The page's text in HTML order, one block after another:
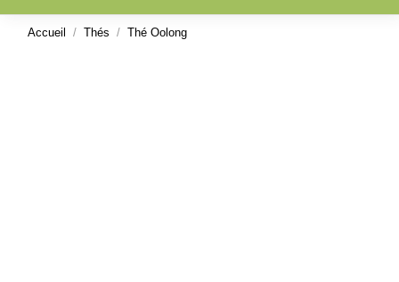
Accueil Thés Thé Oolong